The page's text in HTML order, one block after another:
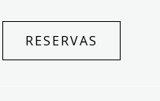
RESERVAS